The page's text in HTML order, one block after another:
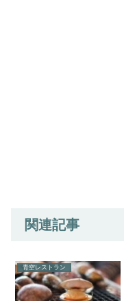
関連記事
青空レストラン